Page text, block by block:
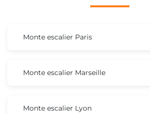
Monte escalier Paris
Monte escalier Marseille
Monte escalier Lyon